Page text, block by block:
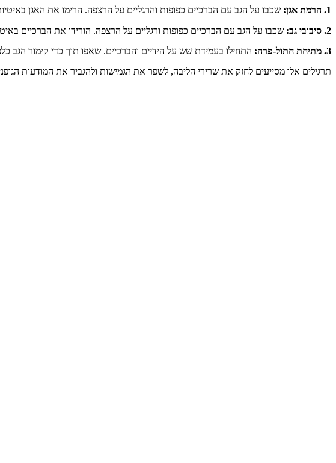
1. הרמת אגן:
שכבו על הגב עם הברכיים כפופות והרגליים על הרצפה. הרימו את האגן באיטיות תוך כדי הפעלת שרירי הבטן
2. סיבובי גב:
שכבו על הגב עם הברכיים כפופות ורגליים על הרצפה. הורידו את הברכיים באיטיות
3. מתיחת חתול-פרה:
התחילו בעמידת שש על הידיים והברכיים. שאפו תוך כדי קימור הגב כלפי
תרגילים אלו מסייעים לחזק את שרירי הליבה, לשפר את הגמישות ולהגביר את המודעות